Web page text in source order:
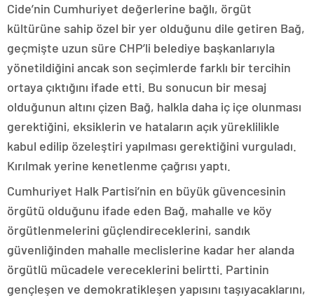
Cide’nin Cumhuriyet değerlerine bağlı, örgüt
kültürüne sahip özel bir yer olduğunu dile getiren Bağ,
geçmişte uzun süre CHP’li belediye başkanlarıyla
yönetildiğini ancak son seçimlerde farklı bir tercihin
ortaya çıktığını ifade etti. Bu sonucun bir mesaj
olduğunun altını çizen Bağ, halkla daha iç içe olunması
gerektiğini, eksiklerin ve hataların açık yüreklilikle
kabul edilip özeleştiri yapılması gerektiğini vurguladı.
Kırılmak yerine kenetlenme çağrısı yaptı.
Cumhuriyet Halk Partisi’nin en büyük güvencesinin
örgütü olduğunu ifade eden Bağ, mahalle ve köy
örgütlenmelerini güçlendireceklerini, sandık
güvenliğinden mahalle meclislerine kadar her alanda
örgütlü mücadele vereceklerini belirtti. Partinin
gençleşen ve demokratikleşen yapısını taşıyacaklarını,